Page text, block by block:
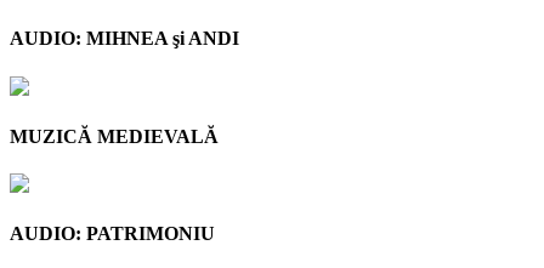
AUDIO: MIHNEA şi ANDI
MUZICĂ MEDIEVALĂ
AUDIO: PATRIMONIU